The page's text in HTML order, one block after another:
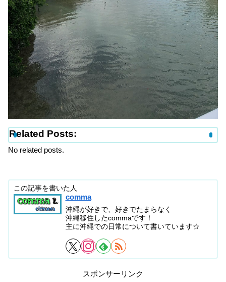
Related Posts:
No related posts.
この記事を書いた人
comma
沖縄が好きで、好きでたまらなく
沖縄移住したcommaです！
主に沖縄での日常について書いています☆
スポンサーリンク